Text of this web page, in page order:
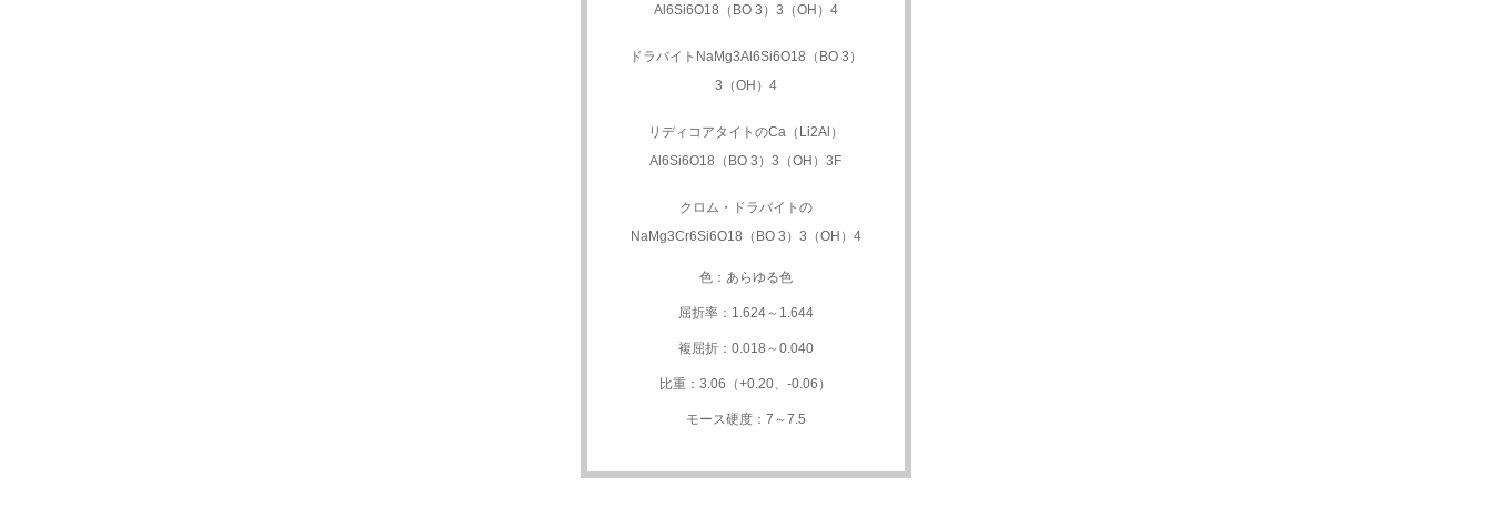
Al6Si6O18（BO 3）3（OH）4
ドラバイトNaMg3Al6Si6O18（BO 3）
3（OH）4
リディコアタイトのCa（Li2Al）
Al6Si6O18（BO 3）3（OH）3F
クロム・ドラバイトの
NaMg3Cr6Si6O18（BO 3）3（OH）4
色：あらゆる色
屈折率：1.624～1.644
複屈折：0.018～0.040
比重：3.06（+0.20、-0.06）
モース硬度：7～7.5